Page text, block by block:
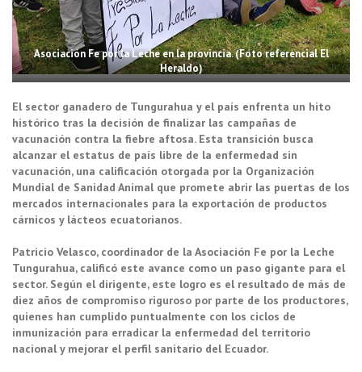
Asociación Fe por la Leche en la provincia. (Foto referencial El
Heraldo)
El sector ganadero de Tungurahua y el país enfrenta un hito
histórico tras la decisión de finalizar las campañas de
vacunación contra la fiebre aftosa. Esta transición busca
alcanzar el estatus de país libre de la enfermedad sin
vacunación, una calificación otorgada por la Organización
Mundial de Sanidad Animal que promete abrir las puertas de los
mercados internacionales para la exportación de productos
cárnicos y lácteos ecuatorianos.
Patricio Velasco, coordinador de la Asociación Fe por la Leche
Tungurahua, calificó este avance como un paso gigante para el
sector. Según el dirigente, este logro es el resultado de más de
diez años de compromiso riguroso por parte de los productores,
quienes han cumplido puntualmente con los ciclos de
inmunización para erradicar la enfermedad del territorio
nacional y mejorar el perfil sanitario del Ecuador.